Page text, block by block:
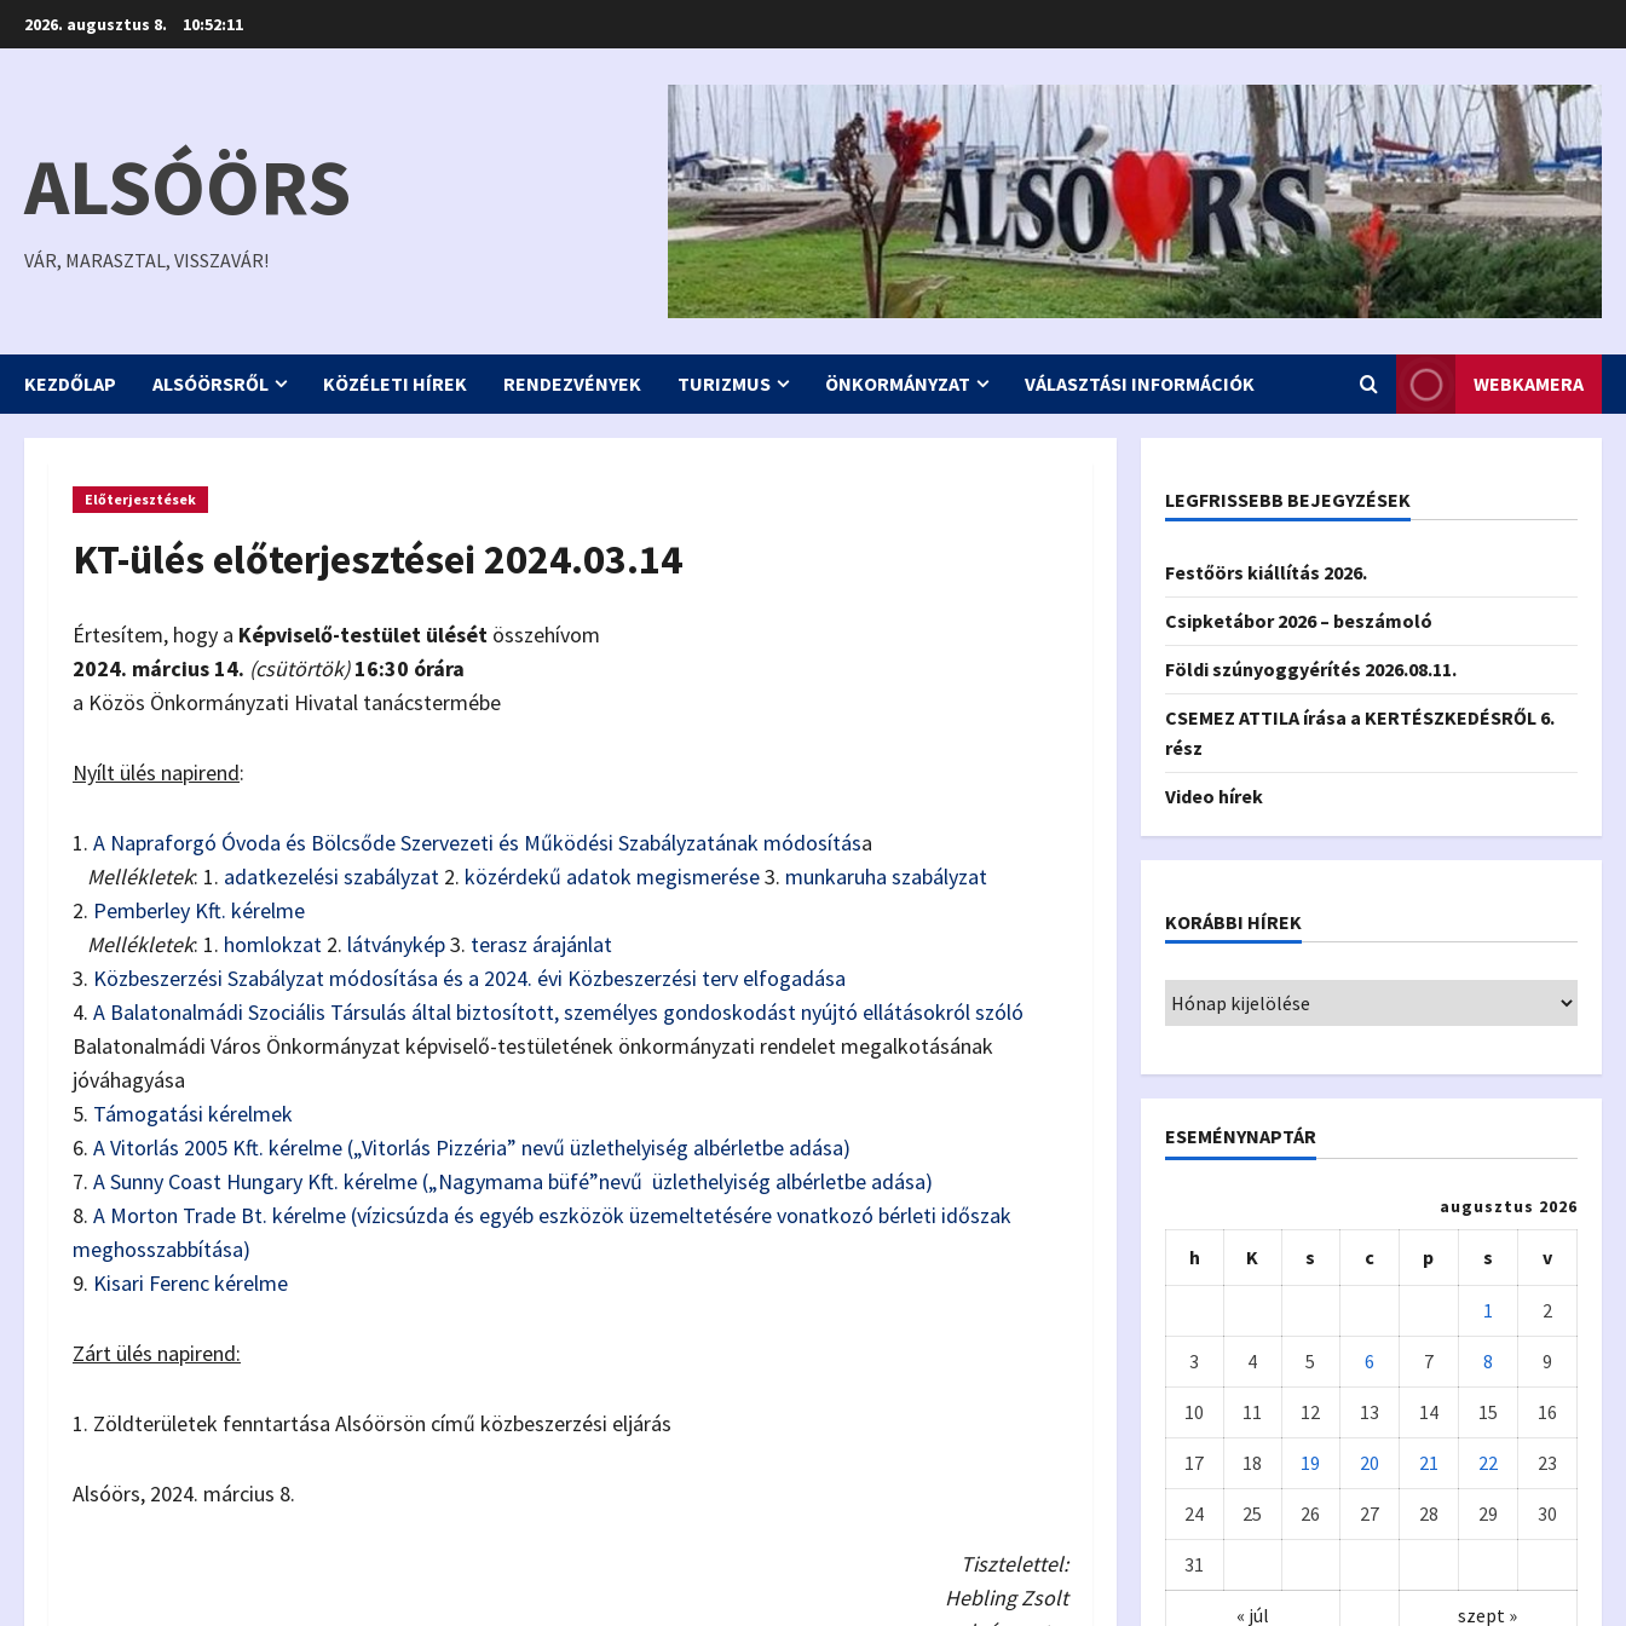
Skip
to
2026. augusztus 8. 10:52:12
ALSÓÖRS
VÁR, MARASZTAL, VISSZAVÁR!
KEZDŐLAP ALSÓÖRSRŐL KÖZÉLETI HÍREK RENDEZVÉNYEK TURIZMUS ÖNKORMÁNYZAT VÁLASZTÁSI INFORMÁCIÓK WEBKAMERA
Előterjesztések
KT-ülés előterjesztései 2024.03.14
Értesítem, hogy a Képviselő-testület ülését összehívom
2024. március 14. (csütörtök)16:30 órára
a Közös Önkormányzati Hivatal tanácstermébe
Nyílt ülés napirend:
1. A Napraforgó Óvoda és Bölcsőde Szervezeti és Működési Szabályzatának módosítása
Mellékletek: 1. adatkezelési szabályzat 2. közérdekű adatok megismerése3. munkaruha szabályzat
2. Pemberley Kft. kérelme
Mellékletek: 1. homlokzat 2. látványkép3. terasz árajánlat
3. Közbeszerzési Szabályzat módosítása és a 2024. évi Közbeszerzési terv elfogadása
4. A Balatonalmádi Szociális Társulás által biztosított, személyes gondoskodást nyújtó ellátásokról szóló
Balatonalmádi Város Önkormányzat képviselő-testületének önkormányzati rendelet megalkotásának
jóváhagyása
5. Támogatási kérelmek
6. A Vitorlás 2005 Kft. kérelme („Vitorlás Pizzéria” nevű üzlethelyiség albérletbe adása)
7. A Sunny Coast Hungary Kft. kérelme („Nagymama büfé”nevű üzlethelyiség albérletbe adása)
8. A Morton Trade Bt. kérelme (vízicsúzda és egyéb eszközök üzemeltetésére vonatkozó bérleti időszak
meghosszabbítása)
9. Kisari Ferenc kérelme
Zárt ülés napirend:
1. Zöldterületek fenntartása Alsóörsön című közbeszerzési eljárás
Alsóörs, 2024. március 8.
Tisztelettel:
Hebling Zsolt
LEGFRISSEBB BEJEGYZÉSEK
Festőörs kiállítás 2026.
Csipketábor 2026 – beszámoló
Földi szúnyoggyérítés 2026.08.11.
CSEMEZ ATTILA írása a KERTÉSZKEDÉSRŐL 6.
rész
Video hírek
KORÁBBI HÍREK
ESEMÉNYNAPTÁR
augusztus 2026
h K s c p s v
1 2
3 4 5 6 7 8 9
10 11 12 13 14 15 16
17 18 19 20 21 22 23
24 25 26 27 28 29 30
31
« júl szept »